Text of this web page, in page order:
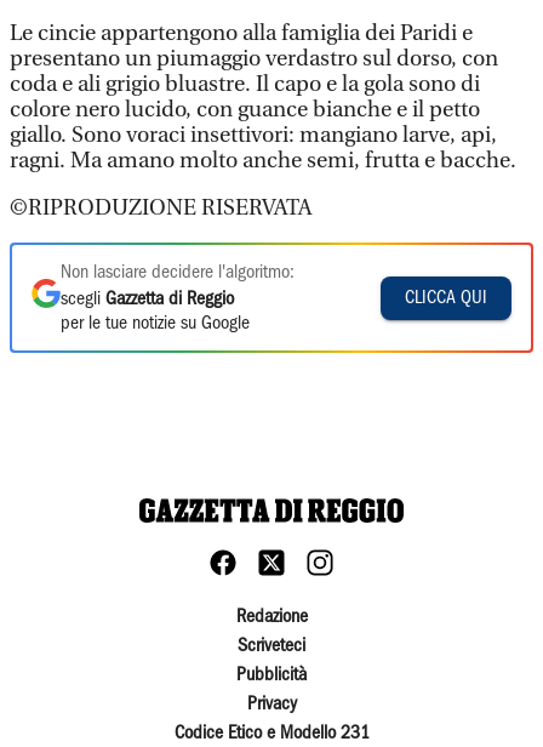
Le cincie appartengono alla famiglia dei Paridi e
presentano un piumaggio verdastro sul dorso, con
coda e ali grigio bluastre. Il capo e la gola sono di
colore nero lucido, con guance bianche e il petto
giallo. Sono voraci insettivori: mangiano larve, api,
ragni. Ma amano molto anche semi, frutta e bacche.
©RIPRODUZIONE RISERVATA
Non lasciare decidere l'algoritmo:
scegli Gazzetta di Reggio
per le tue notizie su Google
CLICCA QUI
Redazione
Scriveteci
Pubblicità
Privacy
Codice Etico e Modello 231